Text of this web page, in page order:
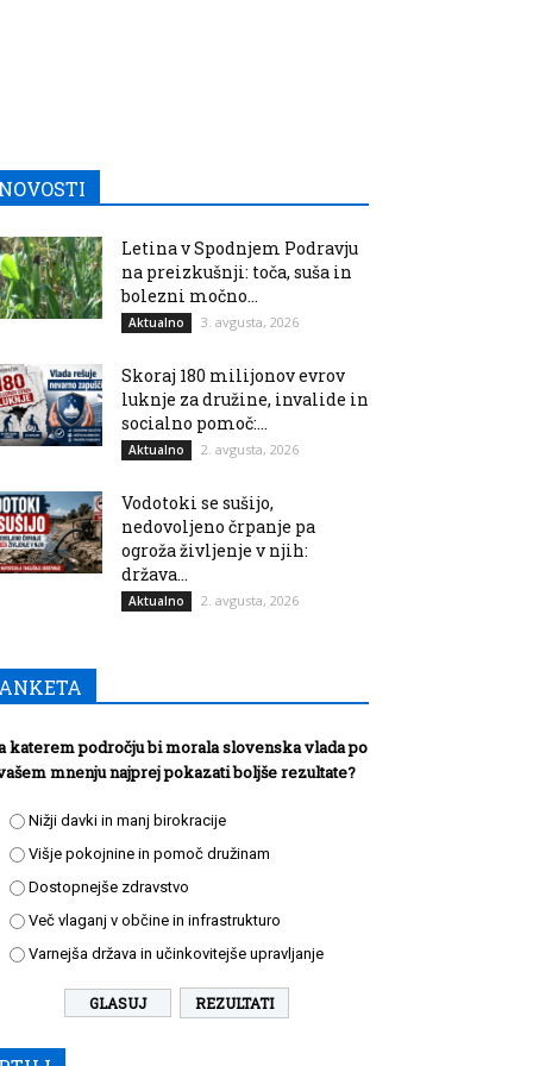
Letina v Spodnjem Podravju
na preizkušnji: toča, suša in
bolezni močno...
Aktualno 3. avgusta, 2026
Skoraj 180 milijonov evrov
luknje za družine, invalide in
socialno pomoč:...
Aktualno 2. avgusta, 2026
Vodotoki se sušijo,
nedovoljeno črpanje pa
ogroža življenje v njih:
država...
Aktualno 2. avgusta, 2026
katerem področju bi morala slovenska vlada po
mnenju najprej pokazati boljše rezultate?
Nižji davki in manj birokracije
Višje pokojnine in pomoč družinam
Dostopnejše zdravstvo
Več vlaganj v občine in infrastrukturo
Varnejša država in učinkovitejše upravljanje
REZULTATI